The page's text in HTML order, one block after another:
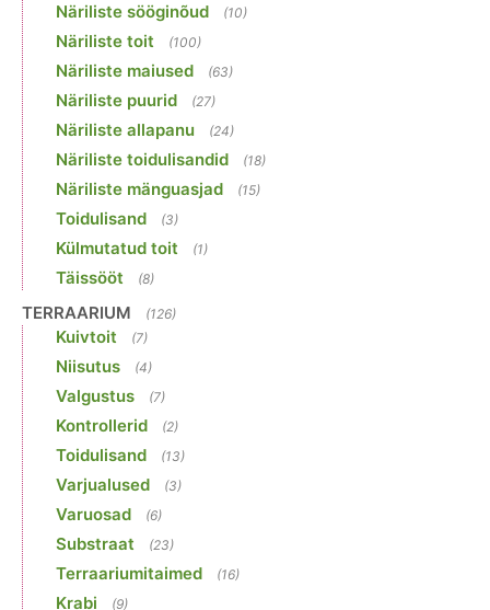
Näriliste sööginõud (10)
Näriliste toit (100)
Näriliste maiused (63)
Näriliste puurid (27)
Näriliste allapanu (24)
Näriliste toidulisandid (18)
Näriliste mänguasjad (15)
Toidulisand (3)
Külmutatud toit (1)
Täissööt (8)
TERRAARIUM (126)
Kuivtoit (7)
Niisutus (4)
Valgustus (7)
Kontrollerid (2)
Toidulisand (13)
Varjualused (3)
Varuosad (6)
Substraat (23)
Terraariumitaimed (16)
Krabi (9)